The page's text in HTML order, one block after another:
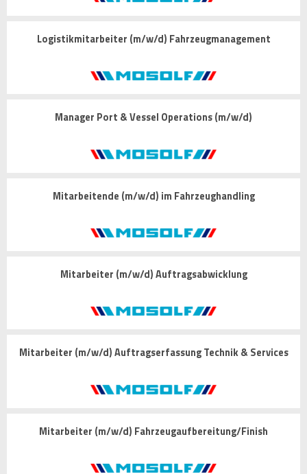
Logistikmitarbeiter (m/w/d) Fahrzeugmanagement
Manager Port & Vessel Operations (m/w/d)
Mitarbeitende (m/w/d) im Fahrzeughandling
Mitarbeiter (m/w/d) Auftragsabwicklung
Mitarbeiter (m/w/d) Auftragserfassung Technik & Services
Mitarbeiter (m/w/d) Fahrzeugaufbereitung/Finish